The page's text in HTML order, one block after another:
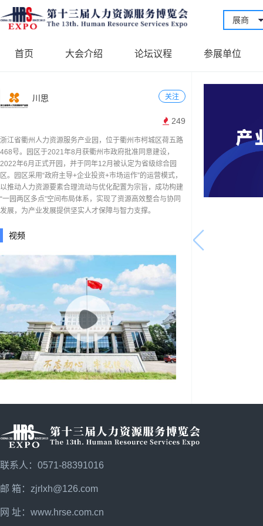
展商
首页 大会介绍 论坛议程 参展单位
川思 关注
249
浙江省衢州人力资源服务产业园，位于衢州市柯城区荷五路
468号。园区于2021年8月获衢州市政府批准同意建设，
2022年6月正式开园，并于同年12月被认定为省级综合园
区。园区采用“政府主导+企业投资+市场运作”的运营模式，
以推动人力资源要素合理流动与优化配置为宗旨，成功构建
“一园两区多点”空间布局体系，实现了资源高效整合与协同
发展，为产业发展提供坚实人才保障与智力支撑。
视频
联系人：0571-88391016
邮 箱：zjrlxh@126.com
网 址： www.hrse.com.cn